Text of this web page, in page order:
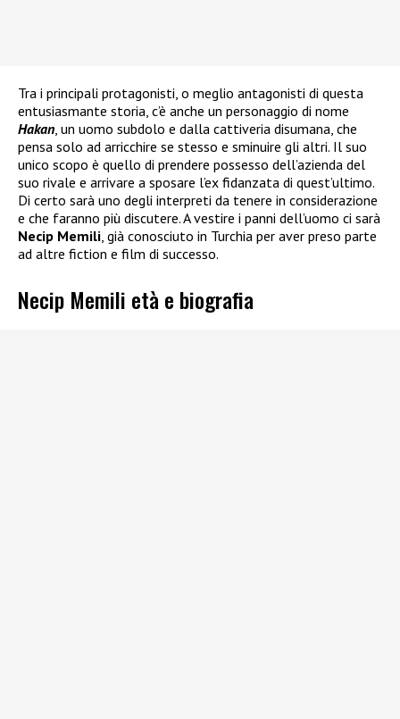
Tra i principali protagonisti, o meglio antagonisti di questa
entusiasmante storia, c’è anche un personaggio di nome
Hakan, un uomo subdolo e dalla cattiveria disumana, che
pensa solo ad arricchire se stesso e sminuire gli altri. Il suo
unico scopo è quello di prendere possesso dell’azienda del
suo rivale e arrivare a sposare l’ex fidanzata di quest’ultimo.
Di certo sarà uno degli interpreti da tenere in considerazione
e che faranno più discutere. A vestire i panni dell’uomo ci sarà
Necip Memili, già conosciuto in Turchia per aver preso parte
ad altre fiction e film di successo.
Necip Memili età e biografia